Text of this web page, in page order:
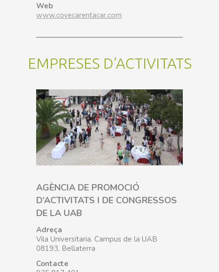
Web
www.covecarentacar.com
EMPRESES D’ACTIVITATS
AGÈNCIA DE PROMOCIÓ
D’ACTIVITATS I DE CONGRESSOS
DE LA UAB
Adreça
Vila Universitaria. Campus de la UAB
08193, Bellaterra
Contacte